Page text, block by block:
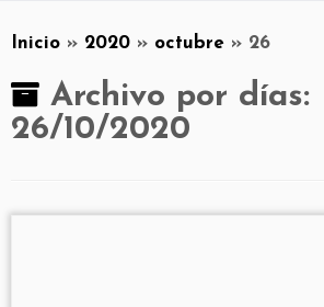
Inicio » 2020 » octubre » 26
Archivo por días:
26/10/2020